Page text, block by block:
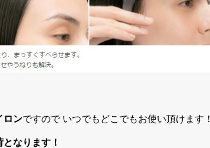
ロンですので いつでもどこでもお使い頂けます！
なります！